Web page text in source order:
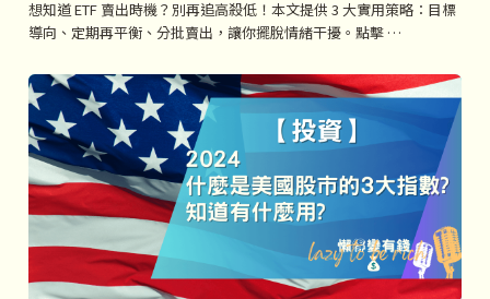
想知道 ETF 賣出時機？別再追高殺低！本文提供 3 大實用策略：目標
導向、定期再平衡、分批賣出，讓你擺脫情緒干擾。點擊 …